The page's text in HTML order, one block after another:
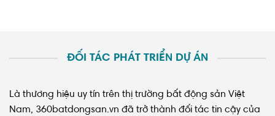
ĐỐI TÁC PHÁT TRIỂN DỰ ÁN
Là thương hiệu uy tín trên thị trường bất động sản Việt
Nam, 360batdongsan.vn đã trở thành đối tác tin cậy của